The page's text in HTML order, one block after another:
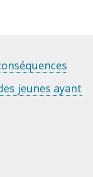
jeunes ayant